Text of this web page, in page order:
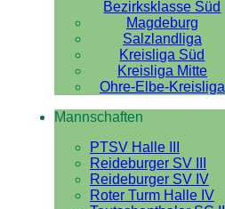
Bezirksklasse Süd
Magdeburg
Salzlandliga
Kreisliga Süd
Kreisliga Mitte
Ohre-Elbe-Kreisliga
Mannschaften
PTSV Halle III
Reideburger SV III
Reideburger SV IV
Roter Turm Halle IV